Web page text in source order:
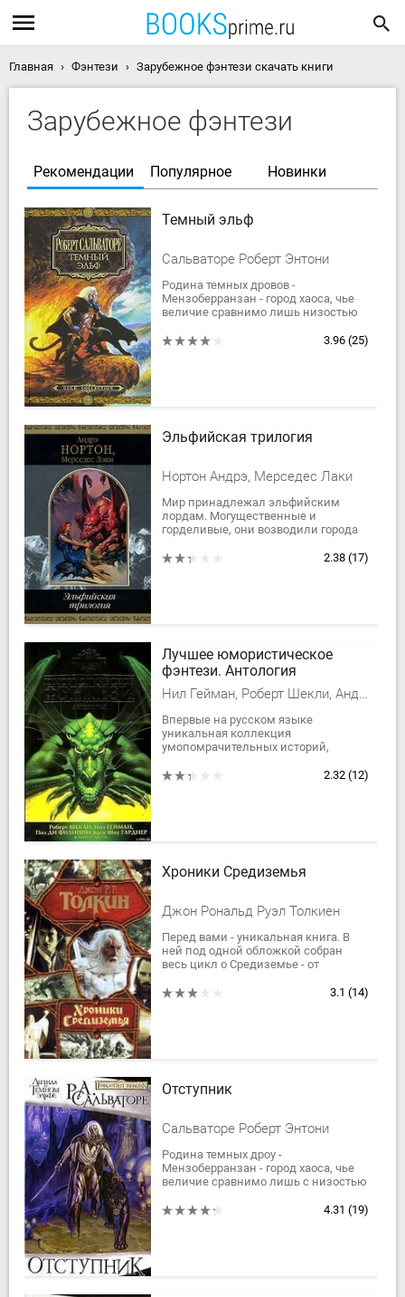
Главная Фэнтези Зарубежное фэнтези скачать книги
Зарубежное фэнтези
Рекомендации Популярное Новинки
Темный эльф
Сальваторе Роберт Энтони
Родина темных дровов -
Мензоберранзан - город хаоса, чье
величие сравнимо лишь низостью
мириться со страшными законами
3.96 (25)
Эльфийская трилогия
Нортон Андрэ, Мерседес Лаки
Мир принадлежал эльфийским
лордам. Могущественные и
горделивые, они возводили города
рабстве тысячи людей и жили в
2.38 (17)
Лучшее юмористическое
фэнтези. Антология
Нил Гейман, Роберт Шекли, Андерсон Пол Уильям, Робертс Адам, Диксон Гордон Руперт, Гуларт Рон, Пол Ди Филиппо, Хьюз Рис, Лэнгфорд Дэвид, Баллантайн Тони, Фриснер Эстер М., Холт Том, Гарднер Крэг Шоу, Дженнингс Гэри, Пайри Стивен, Лонг Лэрд, Лой Роберт, Бродерик Дэмиен, Ричардсон Морис, Редвуд Стив, Браун Молли, Армстронг Энтони, Геренсер Том, Андерсон Гейл-Нина, Роллинс Грей, Вард Синтия, Тодд Мэрилин, Эпплтон Эверард Джек, Морресси Джон, Стоктон Фрэнк Ричард
Впервые на русском языке
уникальная коллекция
умопомрачительных историй,
и богатой фантазией известных
2.32 (12)
Хроники Средиземья
Джон Рональд Руэл Толкиен
Перед вами - уникальная книга. В
ней под одной обложкой собран
весь цикл о Средиземье - от
Полная история Средиземья от3.1 (14)
Отступник
Сальваторе Роберт Энтони
Родина темных дроу -
Мензоберранзан - город хаоса, чье
величие сравнимо лишь с низостью
мириться со страшными законами
4.31 (19)